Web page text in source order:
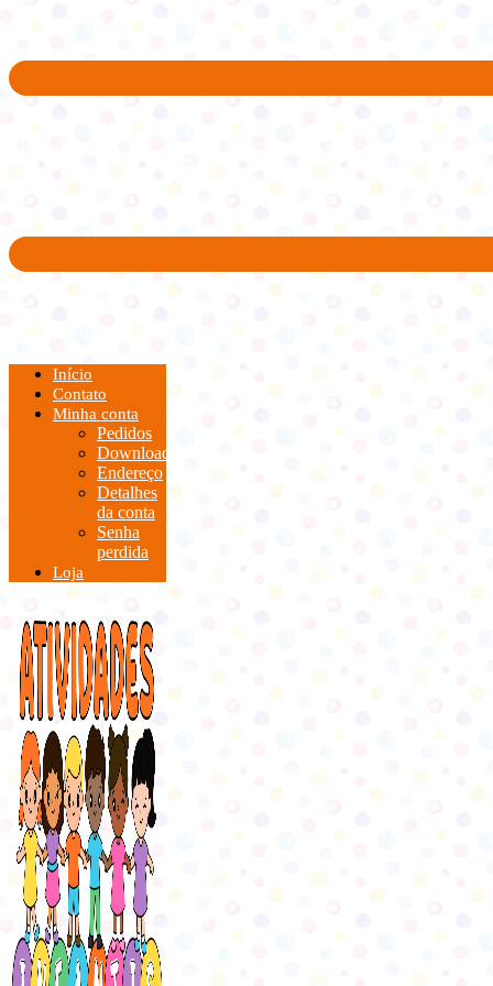
Início
Contato
Minha conta
Pedidos
Downloads
Endereço
Detalhes
da conta
Senha
perdida
Loja